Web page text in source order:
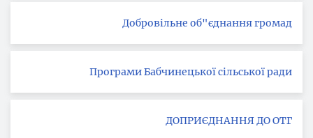
Добровільне об"єднання громад
Програми Бабчинецької сільської ради
ДОПРИЄДНАННЯ ДО ОТГ